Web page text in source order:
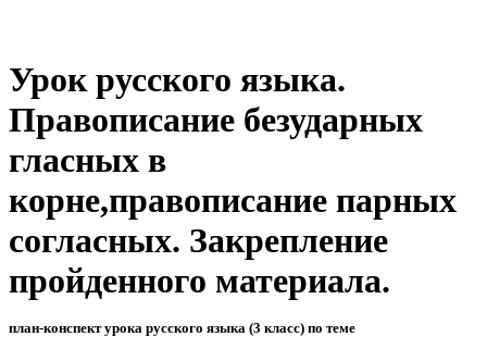
Урок русского языка.
Правописание безударных
гласных в
корне,правописание парных
согласных. Закрепление
пройденного материала.
план-конспект урока русского языка (3 класс) по теме